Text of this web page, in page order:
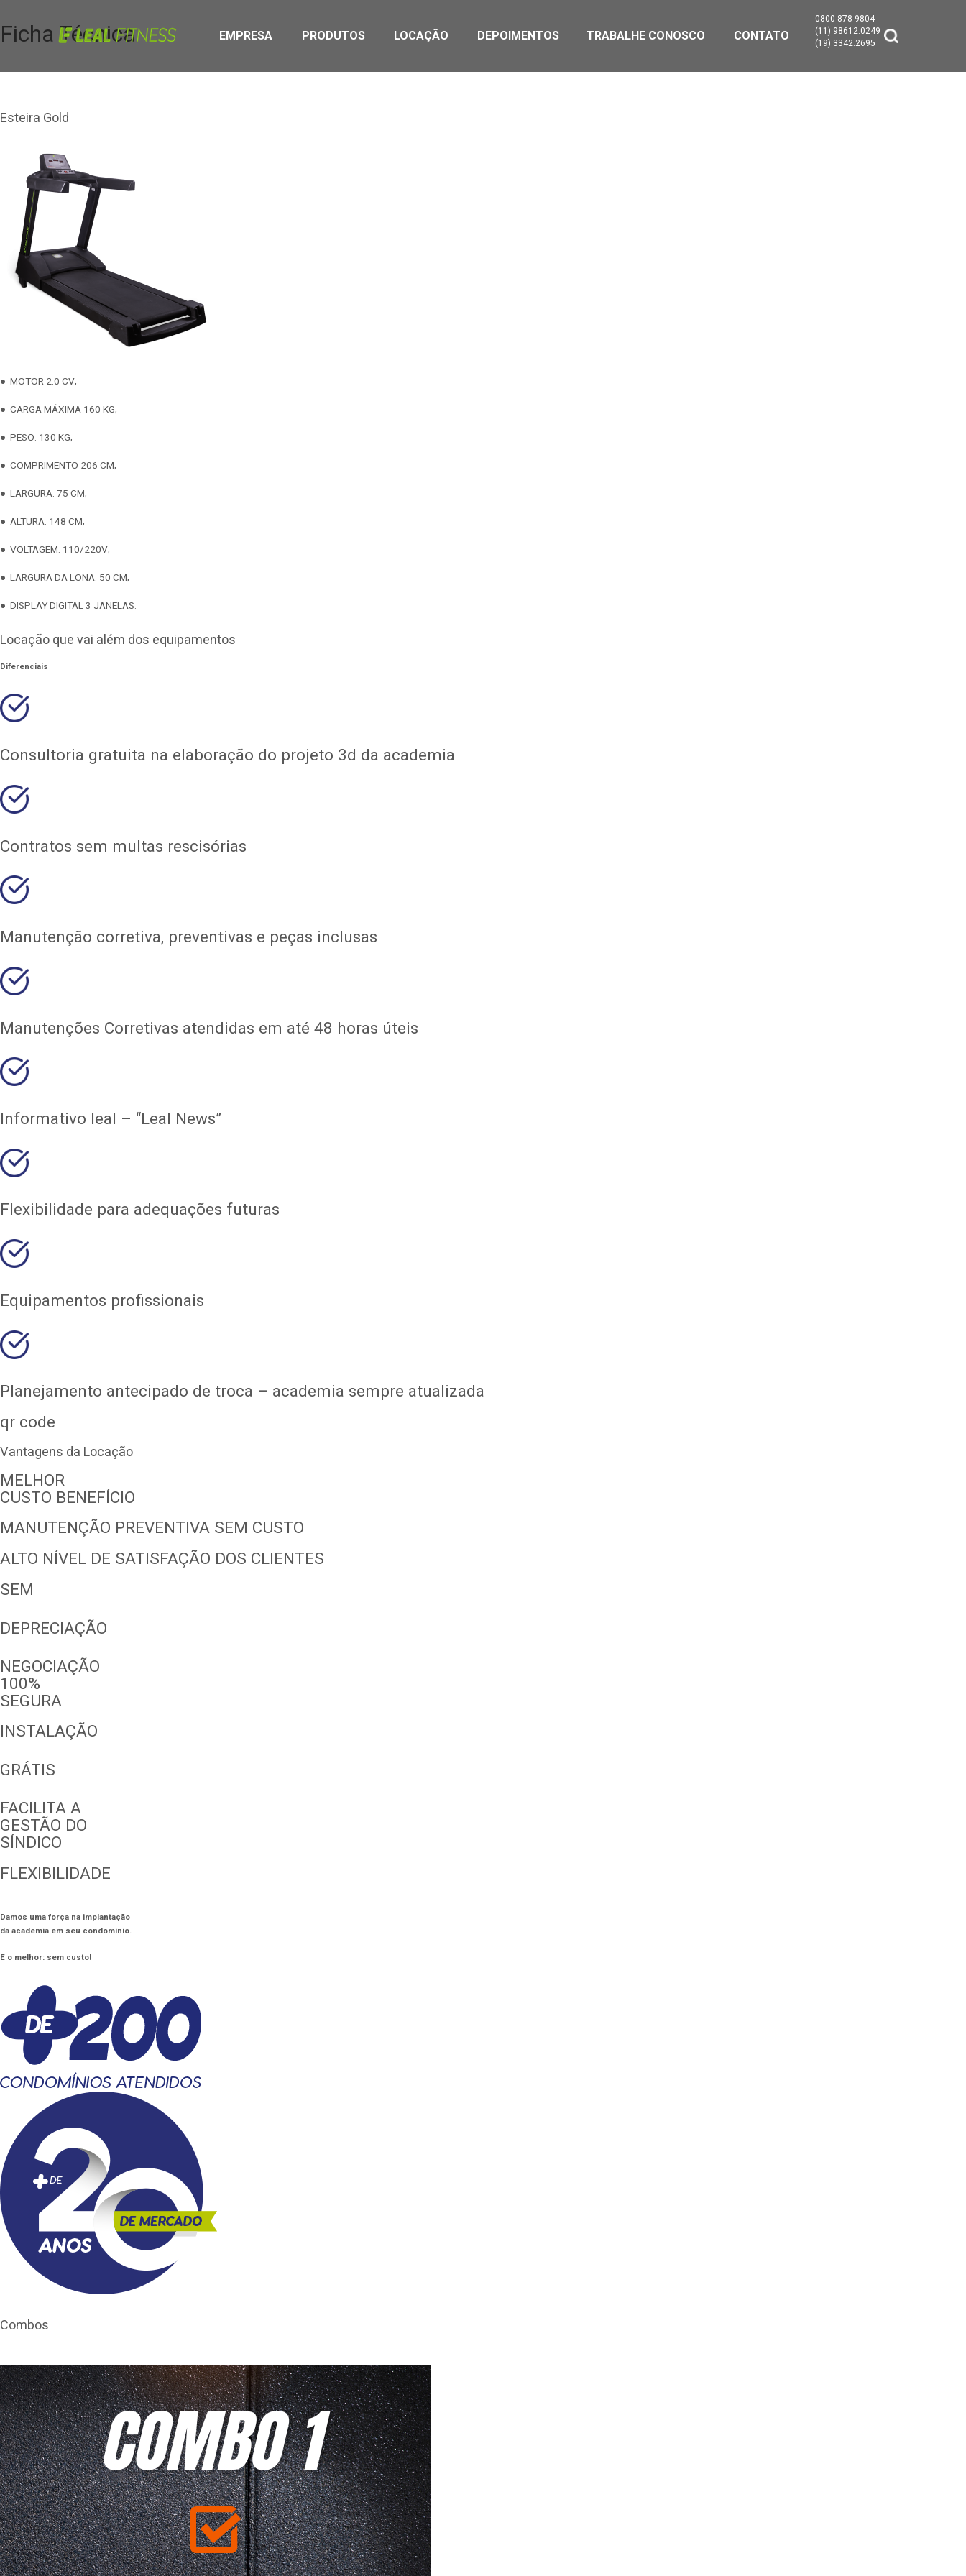
EMPRESA PRODUTOS LOCAÇÃO DEPOIMENTOS TRABALHE CONOSCO CONTATO
0800 878 9804
(11) 98612.0249
(19) 3342.2695
Ficha Técnica
Esteira Gold
● MOTOR 2.0 CV;
● CARGA MÁXIMA 160 KG;
● PESO: 130 KG;
● COMPRIMENTO 206 CM;
● LARGURA: 75 CM;
● ALTURA: 148 CM;
● VOLTAGEM: 110/220V;
● LARGURA DA LONA: 50 CM;
● DISPLAY DIGITAL 3 JANELAS.
Locação que vai além dos equipamentos
Diferenciais
Consultoria gratuita na elaboração do projeto 3d da academia
Contratos sem multas rescisórias
Manutenção corretiva, preventivas e peças inclusas
Manutenções Corretivas atendidas em até 48 horas úteis
Informativo leal – “Leal News”
Flexibilidade para adequações futuras
Equipamentos profissionais
Planejamento antecipado de troca – academia sempre atualizada
qr code
Vantagens da Locação
MELHOR
CUSTO BENEFÍCIO
MANUTENÇÃO PREVENTIVA SEM CUSTO
ALTO NÍVEL DE SATISFAÇÃO DOS CLIENTES
SEM
DEPRECIAÇÃO
NEGOCIAÇÃO
100%
SEGURA
INSTALAÇÃO
GRÁTIS
FACILITA A
GESTÃO DO
SÍNDICO
FLEXIBILIDADE
Damos uma força na implantação
da academia em seu condomínio.
E o melhor: sem custo!
Combos